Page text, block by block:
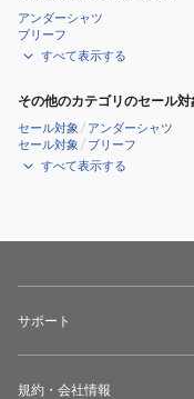
アンダーシャツ
ブリーフ
すべて表示する
その他のカテゴリのセール
セール対象 / アンダーシャツ
セール対象 / ブリーフ
すべて表示する
サポート
規約・会社情報